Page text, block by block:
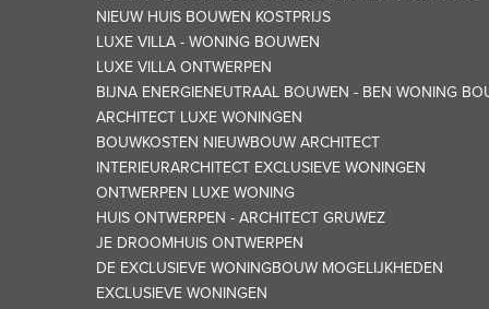
NIEUW HUIS BOUWEN KOSTPRIJS
LUXE VILLA - WONING BOUWEN
LUXE VILLA ONTWERPEN
BIJNA ENERGIENEUTRAAL BOUWEN - BEN WONING
ARCHITECT LUXE WONINGEN
BOUWKOSTEN NIEUWBOUW ARCHITECT
INTERIEURARCHITECT EXCLUSIEVE WONINGEN
ONTWERPEN LUXE WONING
HUIS ONTWERPEN - ARCHITECT GRUWEZ
JE DROOMHUIS ONTWERPEN
DE EXCLUSIEVE WONINGBOUW MOGELIJKHEDEN
EXCLUSIEVE WONINGEN